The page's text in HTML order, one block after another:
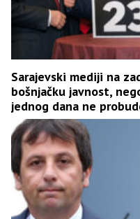
Sarajevski mediji na
bošnjačku javnost,
jednog dana ne